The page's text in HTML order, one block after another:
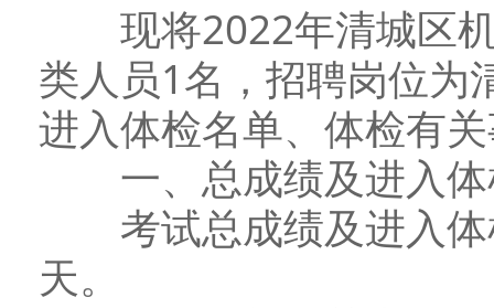
现将2022年清城区机
类人员1名，招聘岗位为
进入体检名单、体检有
一、总成绩及进入体
考试总成绩及进入体
天。